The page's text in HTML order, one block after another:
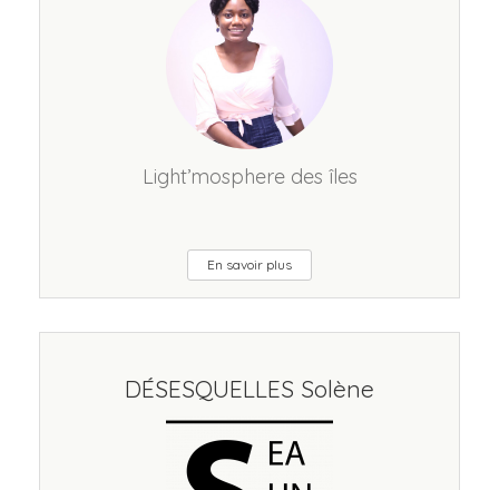
Light’mosphere des îles
En savoir plus
DÉSESQUELLES Solène